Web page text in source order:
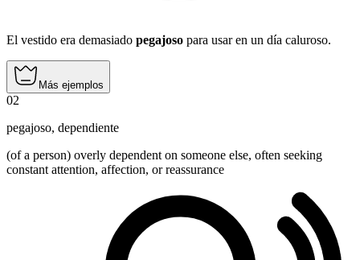
El vestido era demasiado pegajoso para usar en un día caluroso.
Más ejemplos
02
pegajoso, dependiente
(of a person) overly dependent on someone else, often seeking
constant attention, affection, or reassurance